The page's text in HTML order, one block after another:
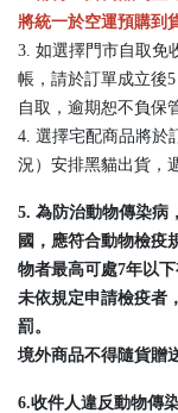
將統一於空運預購到
3. 如選擇門市自取免
帳，請於訂單成立後
自取，逾期恕不負保
4. 選擇宅配商品將於
況）安排黑貓出貨，
5. 為防治動物傳染病
國，應符合動物檢疫
物者最高可處7年以
未依規定申請檢疫者
罰。
境外商品不得隨貨贈
6.收件人違反動物傳